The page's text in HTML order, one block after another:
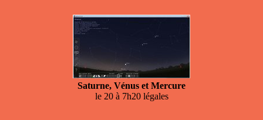
Saturne, Vénus et Mercure
le 20 à 7h20 légales